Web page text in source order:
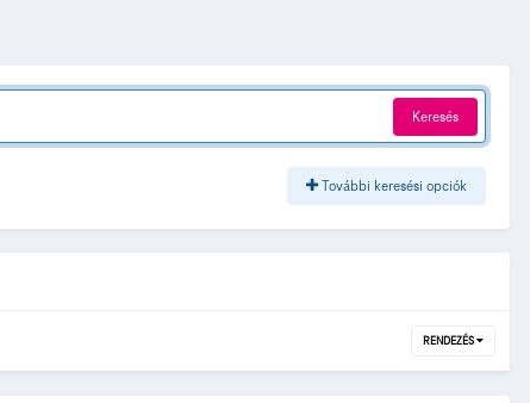
Keresés
További keresési opciók
RENDEZÉS